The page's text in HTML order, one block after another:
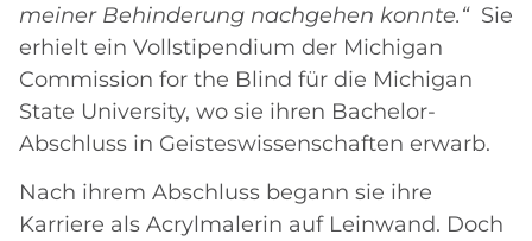
meiner Behinderung nachgehen konnte.“ Sie
erhielt ein Vollstipendium der Michigan
Commission for the Blind für die Michigan
State University, wo sie ihren Bachelor-
Abschluss in Geisteswissenschaften erwarb.
Nach ihrem Abschluss begann sie ihre
Karriere als Acrylmalerin auf Leinwand. Doch